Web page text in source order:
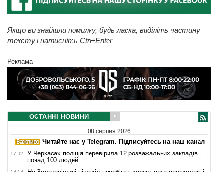
Якщо ви знайшли помилку, будь ласка, виділіть частину
тексту і натисніть Ctrl+Enter
Реклама
ОСТАННІ НОВИНИ
08 серпня 2026
Читайте нас у Telegram. Підписуйтесь на наш канал
17:02
У Черкасах поліція перевірила 12 розважальних закладів і
понад 100 людей